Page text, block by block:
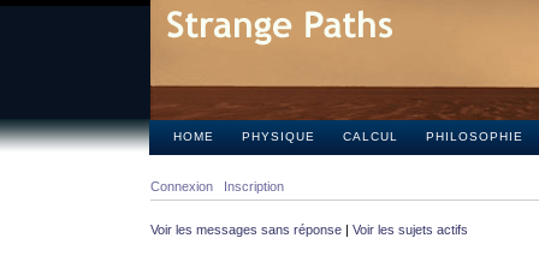
HOME PHYSIQUE CALCUL PHILOSOPHIE
Connexion Inscription
Voir les messages sans réponse | Voir les sujets actifs